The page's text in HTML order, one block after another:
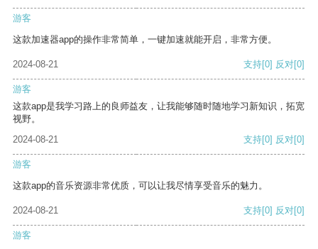
游客
这款加速器app的操作非常简单，一键加速就能开启，非常方便。
2024-08-21 支持[0] 反对[0]
游客
这款app是我学习路上的良师益友，让我能够随时随地学习新知识，拓宽
视野。
2024-08-21
支持[0] 反对[0]
游客
这款app的音乐资源非常优质，可以让我尽情享受音乐的魅力。
2024-08-21 支持[0] 反对[0]
游客